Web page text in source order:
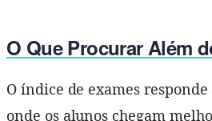
O Que Procurar Além
O índice de exames
onde os alunos chegam